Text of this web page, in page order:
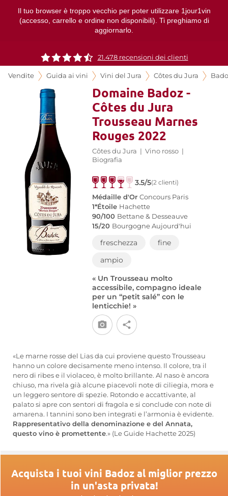
Il tuo browser è troppo vecchio per poter utilizzare 1jour1vin
(accesso, carrello e ordine non disponibili). Ti preghiamo di
aggiornarlo.
21.478 recensioni dei clienti
Vendite Guida ai vini Vini del Jura Côtes du Jura
Domaine Badoz -
Côtes du Jura
Trousseau Marnes
Rouges 2022
Côtes du Jura | Vino rosso |
Biografia
3.5/5(2 clienti)
Médaille d'Or Concours Paris
1*Étoile Hachette
90/100 Bettane & Desseauve
15/20 Bourgogne Aujourd'hui
freschezza
fine
ampio
« Un Trousseau molto
accessibile, compagno ideale
per un “petit salé” con le
lenticchie! »
«Le marne rosse del Lias da cui proviene questo Trousseau
hanno un colore decisamente meno intenso. Il colore, tra il
nero di ribes e il violaceo, è molto brillante. Al naso è ancora
chiuso, ma rivela già alcune piacevoli note di ciliegia, mora e
un leggero sentore di spezie. Rotondo e accattivante, al
palato si apre con sentori di fragola e si conclude con note di
amarena. I tannini sono ben integrati e l’armonia è evidente.
Rappresentativo della denominazione e del Annata,
questo vino è promettente.» (Le Guide Hachette 2025)
Acquista i tuoi vini Badoz al miglior prezzo
in un'asta privata!